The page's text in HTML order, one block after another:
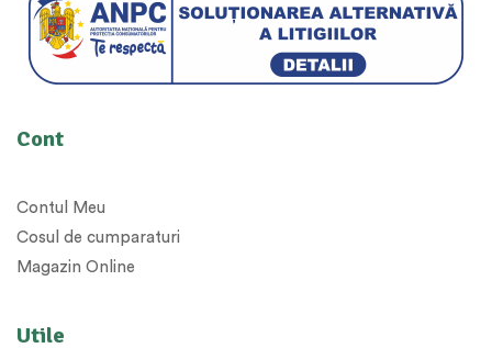
Cont
Contul Meu
Cosul de cumparaturi
Magazin Online
Utile